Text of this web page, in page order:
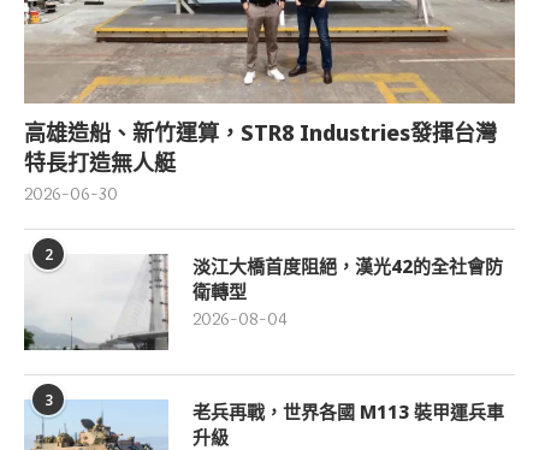
高雄造船、新竹運算，STR8 Industries發揮台灣
特長打造無人艇
2026-06-30
2
淡江大橋首度阻絕，漢光42的全社會防
衛轉型
2026-08-04
3
老兵再戰，世界各國 M113 裝甲運兵車
升級